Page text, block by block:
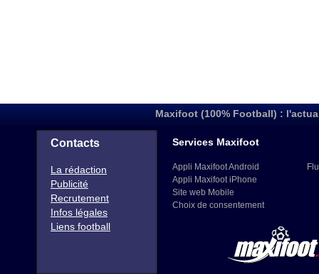
Maxifoot (100% Football) :
Contacts
La rédaction
Publicité
Recrutement
Infos légales
Liens football
Services Maxifoot
Appli Maxifoot Android
Appli Maxifoot iPhone
Site web Mobile
Choix de consentement